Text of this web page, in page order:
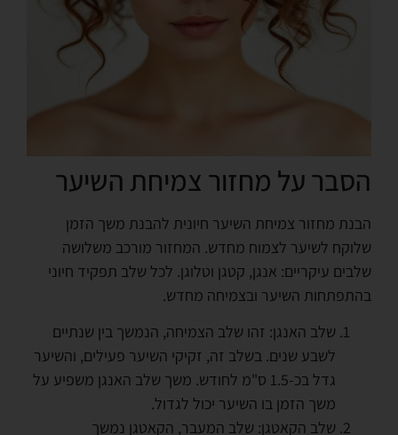
הסבר על מחזור צמיחת השיער
הבנת מחזור צמיחת השיער חיונית להבנת משך הזמן
שלוקח לשיער לצמוח מחדש. המחזור מורכב משלושה
שלבים עיקריים: אנגן, קטגן וטלוגן. לכל שלב תפקיד חיוני
בהתפתחות השיער ובצמיחה מחדש.
שלב האנגן: זהו שלב הצמיחה, הנמשך בין שנתיים
לשבע שנים. בשלב זה, זקיקי השיער פעילים, והשיער
גדל בכ-1.5 ס"מ לחודש. משך שלב האנגן משפיע על
משך הזמן בו השיער יכול לגדול.
שלב הקאטגן: שלב המעבר, הקאטגן נמשך